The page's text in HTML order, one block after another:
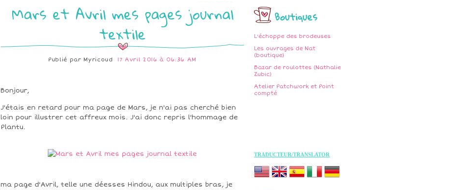
Boutiques
L'échoppe des brodeuses
Les ouvrages de Nat
(boutique)
Bazar de roulottes (Nathalie
Zubic)
Atelier Patchwork et Point
compté
TRADUCTEUR/TRANSLATOR
Mars et Avril mes pages journal
textile
Publié par Myricoud 17 Avril 2016 à 06:36 AM
Bonjour,
J'étais en retard pour ma page de Mars, je n'ai pas cherché bien
loin pour illustrer cet affreux mois. J'ai donc repris l'hommage de
Plantu.
ma page d'Avril, telle une déesses Hindou, aux multiples bras, je